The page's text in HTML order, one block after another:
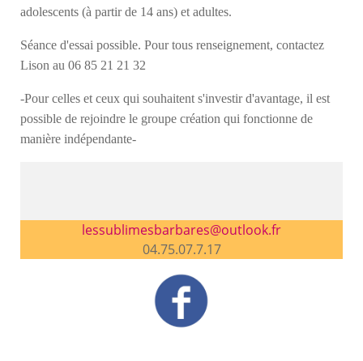
adolescents (à partir de 14 ans) et adultes.
Séance d'essai possible. Pour tous renseignement, contactez
Lison au 06 85 21 21 32
-Pour celles et ceux qui souhaitent s'investir d'avantage, il est
possible de rejoindre le groupe création qui fonctionne de
manière indépendante-
lessublimesbarbares@outlook.fr
04.75.07.7.17